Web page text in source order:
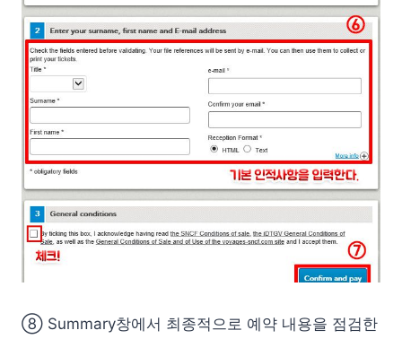
⑧ Summary창에서 최종적으로 예약 내용을 점검한